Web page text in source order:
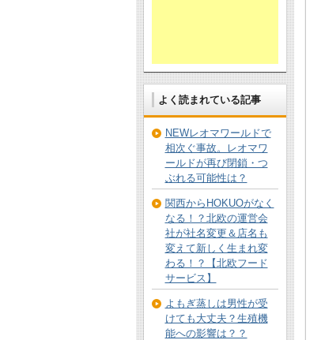
よく読まれている記事
NEWレオマワールドで
相次ぐ事故。レオマワ
ールドが再び閉鎖・つ
ぶれる可能性は？
関西からHOKUOがなく
なる！？北欧の運営会
社が社名変更＆店名も
変えて新しく生まれ変
わる！？【北欧フード
サービス】
よもぎ蒸しは男性が受
けても大丈夫？生殖機
能への影響は？？